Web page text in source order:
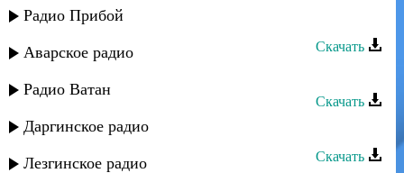
Радио Прибой
Аварское радио
Радио Ватан
Даргинское радио
Лезгинское радио
Руслан Рамазанов - Ищу тебя
Скачать
Скачать
Руслан Рамазанов - Все для тебя
Скачать